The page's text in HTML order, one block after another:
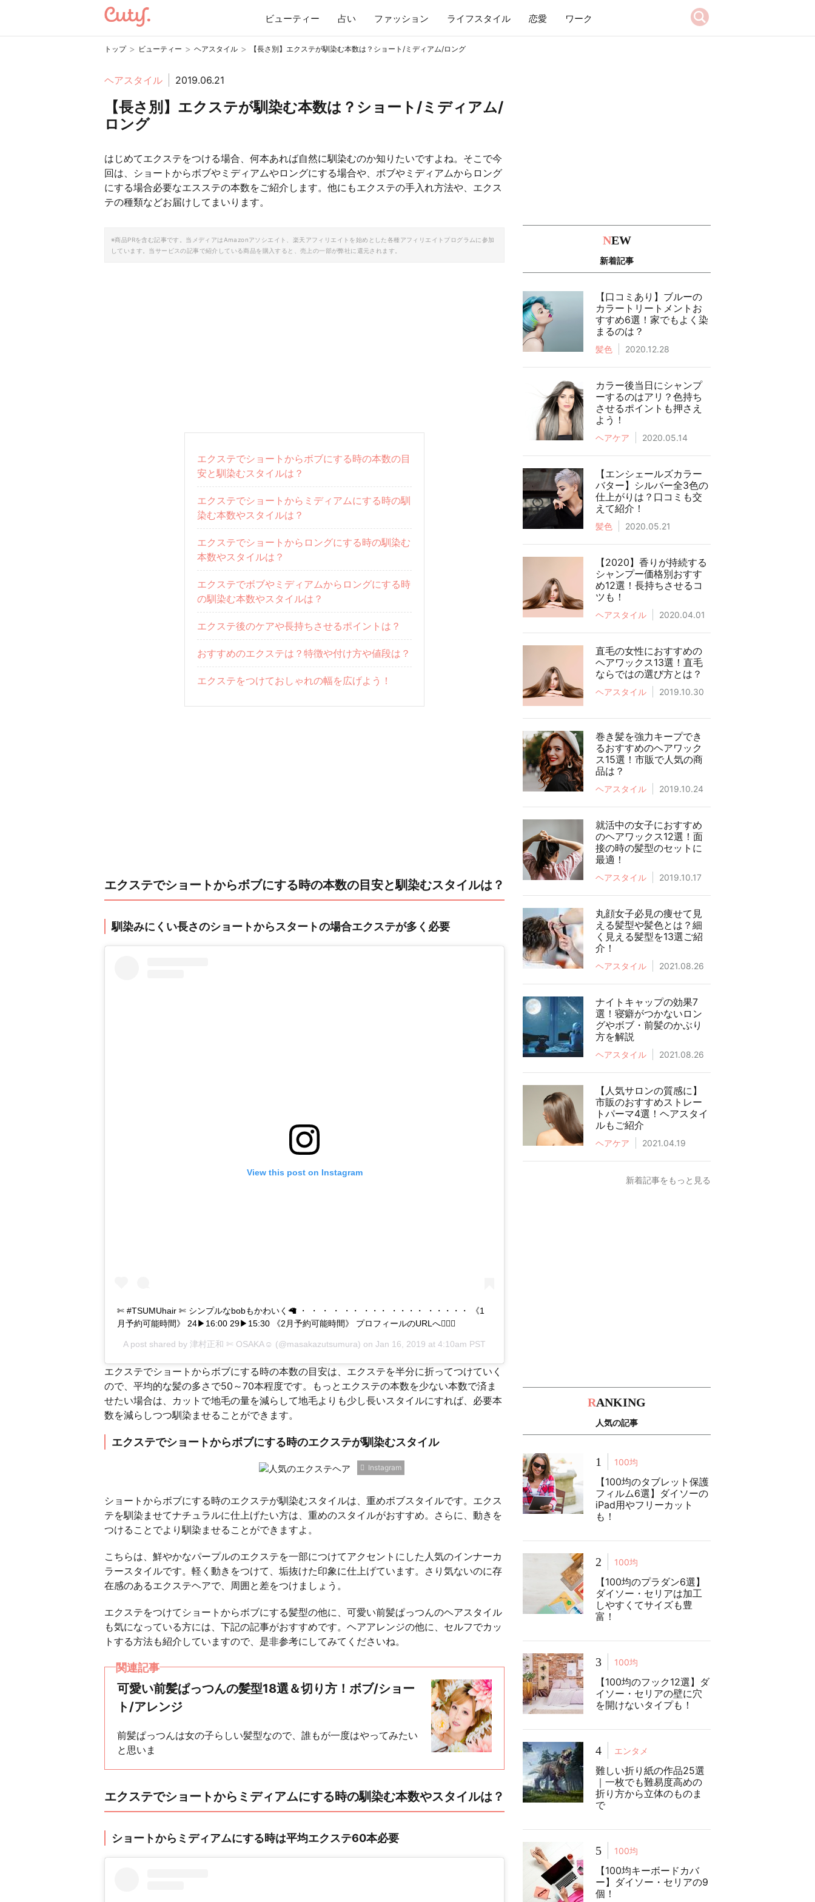
ビューティー 占い ファッション ライフスタイル 恋愛 ワーク
トップ > ビューティー > ヘアスタイル > 【長さ別】エクステが馴染む本数は？ショート/ミディアム/ロング
ヘアスタイル 2019.06.21
【長さ別】エクステが馴染む本数は？ショート/ミディアム/
ロング
はじめてエクステをつける場合、何本あれば自然に馴染むのか知りたいですよね。そこで今
回は、ショートからボブやミディアムやロングにする場合や、ボブやミディアムからロング
にする場合必要なエスステの本数をご紹介します。他にもエクステの手入れ方法や、エクス
テの種類などお届けしてまいります。
※商品PRを含む記事です。当メディアはAmazonアソシエイト、楽天アフィリエイトを始めとした各種アフィリエイトプログラムに参加
しています。当サービスの記事で紹介している商品を購入すると、売上の一部が弊社に還元されます。
エクステでショートからボブにする時の本数の目
安と馴染むスタイルは？
エクステでショートからミディアムにする時の馴
染む本数やスタイルは？
エクステでショートからロングにする時の馴染む
本数やスタイルは？
エクステでボブやミディアムからロングにする時
の馴染む本数やスタイルは？
エクステ後のケアや長持ちさせるポイントは？
おすすめのエクステは？特徴や付け方や値段は？
エクステをつけておしゃれの幅を広げよう！
エクステでショートからボブにする時の本数の目安と馴染むスタイルは？
馴染みにくい長さのショートからスタートの場合エクステが多く必要
View this post on Instagram
✄ #TSUMUhair ✄ シンプルなbobもかわいく🦙 ・ ・ ・ ・ ・・ ・・・ ・・・・ ・・・・・ 《1
月予約可能時間》 24▶︎16:00 29▶︎15:30 《2月予約可能時間》 プロフィールのURLへ💁🏻‍♂️
A post shared by 津村正和 ✄ OSAKA☺︎ (@masakazutsumura) on Jan 16, 2019 at 4:10am PST
エクステでショートからボブにする時の本数の目安は、エクステを半分に折ってつけていく
ので、平均的な髪の多さで50～70本程度です。もっとエクステの本数を少ない本数で済ま
せたい場合は、カットで地毛の量を減らして地毛よりも少し長いスタイルにすれば、必要本
数を減らしつつ馴染ませることができます。
エクステでショートからボブにする時のエクステが馴染むスタイル
Instagram
ショートからボブにする時のエクステが馴染むスタイルは、重めボブスタイルです。エクス
テを馴染ませてナチュラルに仕上げたい方は、重めのスタイルがおすすめ。さらに、動きを
つけることでより馴染ませることができますよ。
こちらは、鮮やかなパープルのエクステを一部につけてアクセントにした人気のインナーカ
ラースタイルです。軽く動きをつけて、垢抜けた印象に仕上げています。さり気ないのに存
在感のあるエクステヘアで、周囲と差をつけましょう。
エクステをつけてショートからボブにする髪型の他に、可愛い前髪ぱっつんのヘアスタイル
も気になっている方には、下記の記事がおすすめです。ヘアアレンジの他に、セルフでカッ
トする方法も紹介していますので、是非参考にしてみてくださいね。
関連記事
可愛い前髪ぱっつんの髪型18選＆切り方！ボブ/ショー
ト/アレンジ
前髪ぱっつんは女の子らしい髪型なので、誰もが一度はやってみたい
と思いま
エクステでショートからミディアムにする時の馴染む本数やスタイルは？
ショートからミディアムにする時は平均エクステ60本必要
NEW
新着記事
【口コミあり】ブルーの
カラートリートメントお
すすめ6選！家でもよく染
まるのは？
髪色 2020.12.28
カラー後当日にシャンプ
ーするのはアリ？色持ち
させるポイントも押さえ
よう！
ヘアケア 2020.05.14
【エンシェールズカラー
バター】シルバー全3色の
仕上がりは？口コミも交
えて紹介！
髪色 2020.05.21
【2020】香りが持続する
シャンプー価格別おすす
め12選！長持ちさせるコ
ツも！
ヘアスタイル 2020.04.01
直毛の女性におすすめの
ヘアワックス13選！直毛
ならではの選び方とは？
ヘアスタイル 2019.10.30
巻き髪を強力キープでき
るおすすめのヘアワック
ス15選！市販で人気の商
品は？
ヘアスタイル 2019.10.24
就活中の女子におすすめ
のヘアワックス12選！面
接の時の髪型のセットに
最適！
ヘアスタイル 2019.10.17
丸顔女子必見の痩せて見
える髪型や髪色とは？細
く見える髪型を13選ご紹
介！
ヘアスタイル 2021.08.26
ナイトキャップの効果7
選！寝癖がつかないロン
グやボブ・前髪のかぶり
方を解説
ヘアスタイル 2021.08.26
【人気サロンの質感に】
市販のおすすめストレー
トパーマ4選！ヘアスタイ
ルもご紹介
ヘアケア 2021.04.19
新着記事をもっと見る
RANKING
人気の記事
1 100均
【100均のタブレット保護
フィルム6選】ダイソーの
iPad用やフリーカット
も！
2 100均
【100均のプラダン6選】
ダイソー・セリアは加工
しやすくてサイズも豊
富！
3 100均
【100均のフック12選】ダ
イソー・セリアの壁に穴
を開けないタイプも！
4 エンタメ
難しい折り紙の作品25選
｜一枚でも難易度高めの
折り方から立体のものま
で
5 100均
【100均キーボードカバ
ー】ダイソー・セリアの9
個！